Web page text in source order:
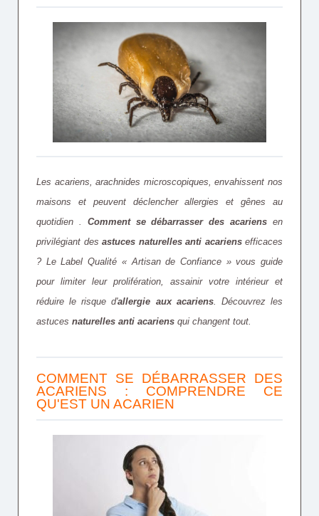
Les acariens, arachnides microscopiques, envahissent nos
maisons et peuvent déclencher allergies et gênes au
quotidien . Comment se débarrasser des acariens en
privilégiant des astuces naturelles anti acariensefficaces
? Le Label Qualité « Artisan de Confiance » vous guide
pour limiter leur prolifération, assainir votre intérieur et
réduire le risque d'allergie aux acariens. Découvrez les
astuces naturelles anti acariens qui changent tout.
COMMENT SE DÉBARRASSER DES
ACARIENS : COMPRENDRE CE
QU'EST UN ACARIEN